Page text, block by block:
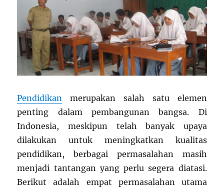
Pendidikan merupakan salah satu elemen
penting dalam pembangunan bangsa. Di
Indonesia, meskipun telah banyak upaya
dilakukan untuk meningkatkan kualitas
pendidikan, berbagai permasalahan masih
menjadi tantangan yang perlu segera diatasi.
Berikut adalah empat permasalahan utama